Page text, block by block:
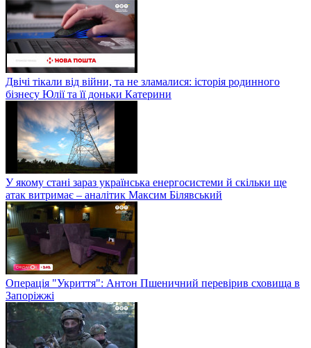
Двічі тікали від війни, та не зламалися: історія родинного
бізнесу Юлії та її доньки Катерини
У якому стані зараз українська енергосистеми й скільки ще
атак витримає – аналітик Максим Білявський
Операція "Укриття": Антон Пшеничний перевірив сховища в
Запоріжжі